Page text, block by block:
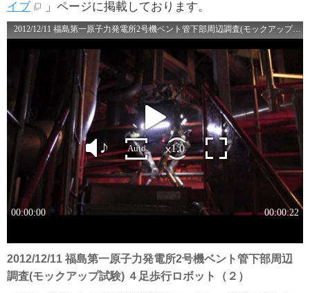
イブ
」ページに掲載しております。
2012/12/11 福島第一原子力発電所2号機ベント管下部周辺
調査(モックアップ試験) ４足歩行ロボット（２）
2012/12/21 新潟県技術委員会による視察（1～4号機
海側）
2012/12/21 新潟県技術委員会による視察（４号機原
子炉建屋）
2012/12/19 IAEA視察風景（免震重要棟、バス車内、
４号機Ｒ／Ｂオペレーティングフロア）
2012/12/14 IAEA視察風景（免震重要棟）
2012/12/14 IAEA視察風景(バス車内）